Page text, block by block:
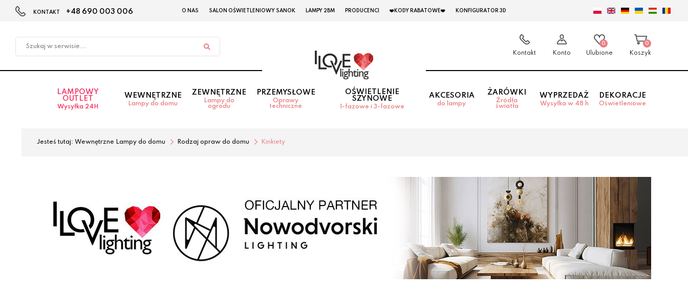
w
KONTAKT +48 690 003 006 O NAS SALON OŚWIETLENIOWY SANOK LAMPY 2BM PRODUCENCI ❤️KODY RABATOWE❤️ KONFIGURATOR 3D
Kontakt Konto
0
Ulubione
0
Koszyk
LAMPOWY
OUTLET
Wysyłka 24H
WEWNĘTRZNE
Lampy do domu
ZEWNĘTRZNE
Lampy do
ogrodu
PRZEMYSŁOWE
Oprawy
techniczne
OŚWIETLENIE
SZYNOWE
1-fazowe i 3-fazowe
AKCESORIA
do lampy
ŻARÓWKI
Źródła
światła
WYPRZEDAŻ
Wysyłka w 48 h
DEKORACJE
Oświetleniowe
Jesteś tutaj: Wewnętrzne Lampy do domu Rodzaj opraw do domu Kinkiety